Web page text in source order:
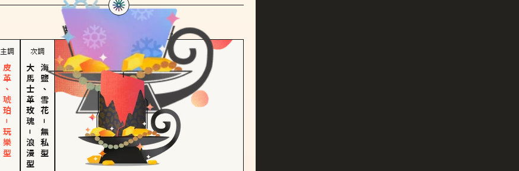
對方的主調蠟燭是...
主調
皮革、琥珀－玩樂型
次調
大馬士革玫瑰
－
浪漫型
海鹽、雪花
－
無私型